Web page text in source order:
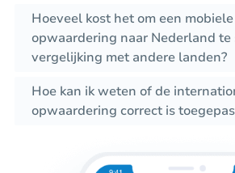
Hoeveel kost het om een
opwaardering naar Nederland te
vergelijking met andere landen?
Hoe kan ik weten of de
opwaardering correct is